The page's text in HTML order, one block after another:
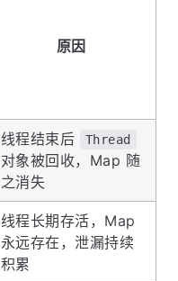
原因
线程结束后 Thread
对象被回收，Map 随
之消失
线程长期存活，Map
永远存在，泄漏持续
积累